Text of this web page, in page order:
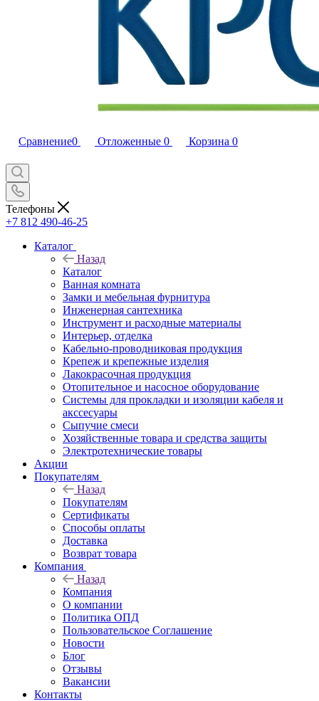
Сравнение0 Отложенные 0 Корзина 0
Телефоны
+7 812 490-46-25
Каталог
Назад
Каталог
Ванная комната
Замки и мебельная фурнитура
Инженерная сантехника
Инструмент и расходные материалы
Интерьер, отделка
Кабельно-проводниковая продукция
Крепеж и крепежные изделия
Лакокрасочная продукция
Отопительное и насосное оборудование
Системы для прокладки и изоляции кабеля и
акссесуары
Сыпучие смеси
Хозяйственные товара и средства защиты
Электротехнические товары
Акции
Покупателям
Назад
Покупателям
Сертификаты
Способы оплаты
Доставка
Возврат товара
Компания
Назад
Компания
О компании
Политика ОПД
Пользовательское Соглашение
Новости
Блог
Отзывы
Вакансии
Контакты